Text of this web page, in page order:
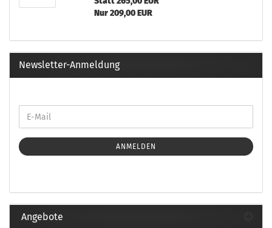
Nur 209,00 EUR
Newsletter-Anmeldung
ANMELDEN
Angebote